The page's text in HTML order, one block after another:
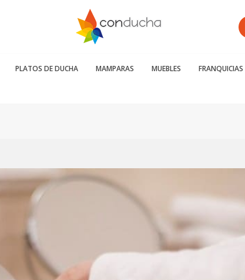
PLATOS DE DUCHA MAMPARAS MUEBLES FRANQUICIAS